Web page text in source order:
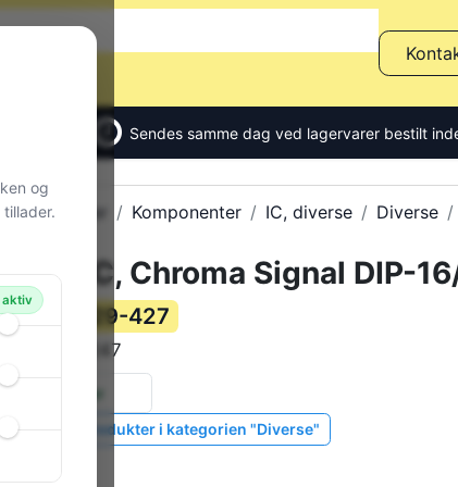
Sendes samme dag ved lagervarer bestilt
produkter Komponenter IC, diverse Diverse
NTSC, Chroma Signal DIP-
129-427
HA11247
1 stk.
på lager
lignende produkter i kategorien "Diverse"
og
aktiv